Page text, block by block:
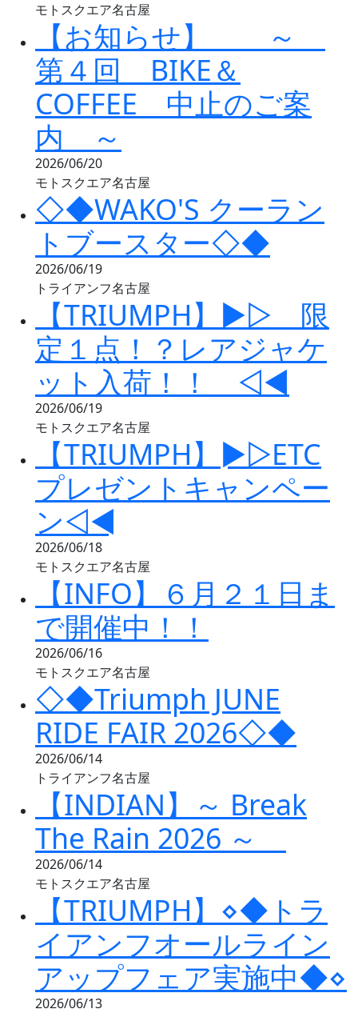
モトスクエア名古屋
【お知らせ】 ～
第４回 BIKE＆
COFFEE 中止のご案
内 ～
2026/06/20
モトスクエア名古屋
◇◆WAKO'S クーラン
トブースター◇◆
2026/06/19
トライアンフ名古屋
【TRIUMPH】▶▷ 限
定１点！？レアジャケ
ット入荷！！ ◁◀
2026/06/19
モトスクエア名古屋
【TRIUMPH】►▷ETC
プレゼントキャンペー
ン◁◄
2026/06/18
モトスクエア名古屋
【INFO】６月２１日ま
で開催中！！
2026/06/16
モトスクエア名古屋
◇◆Triumph JUNE
RIDE FAIR 2026◇◆
2026/06/14
トライアンフ名古屋
【INDIAN】～ Break
The Rain 2026 ～
2026/06/14
モトスクエア名古屋
【TRIUMPH】⋄◆トラ
イアンフオールライン
アップフェア実施中◆⋄
2026/06/13